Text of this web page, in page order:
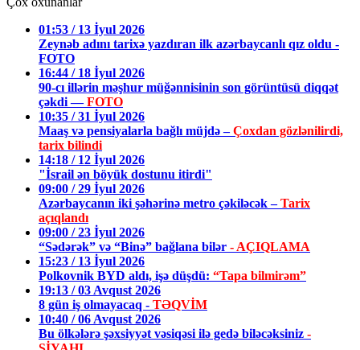
01:53 / 13 İyul 2026
Zeynəb adını tarixə yazdıran ilk azərbaycanlı qız oldu -
FOTO
16:44 / 18 İyul 2026
90-cı illərin məşhur müğənnisinin son görüntüsü diqqət
çəkdi —FOTO
10:35 / 31 İyul 2026
Maaş və pensiyalarla bağlı müjdə –Çoxdan gözlənilirdi,
tarix bilindi
14:18 / 12 İyul 2026
"İsrail ən böyük dostunu itirdi"
09:00 / 29 İyul 2026
Azərbaycanın iki şəhərinə metro çəkiləcək –Tarix
açıqlandı
09:00 / 23 İyul 2026
“Sədərək” və “Binə” bağlana bilər - AÇIQLAMA
15:23 / 13 İyul 2026
Polkovnik BYD aldı, işə düşdü: “Tapa bilmirəm”
19:13 / 03 Avqust 2026
8 gün iş olmayacaq - TƏQVİM
10:40 / 06 Avqust 2026
Bu ölkələrə şəxsiyyət vəsiqəsi ilə gedə biləcəksiniz -